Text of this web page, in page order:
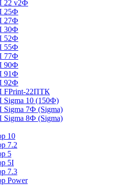
22 v2Ф
25Ф
27Ф
30Ф
52Ф
55Ф
77Ф
90Ф
91Ф
92Ф
FPrint-22ПТК
10 (150Ф)
7Ф (Sigma)
8Ф (Sigma)
10
7.2
5
5I
7.3
Power